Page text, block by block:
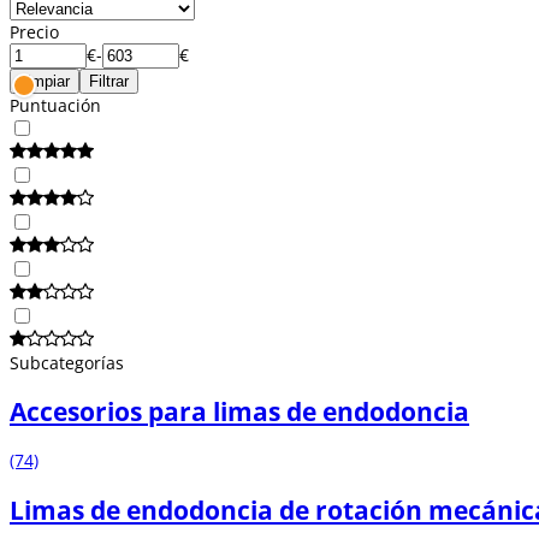
Precio
€- €
Limpiar Filtrar
Puntuación
Subcategorías
Accesorios para limas de endodoncia
(74)
Limas de endodoncia de rotación